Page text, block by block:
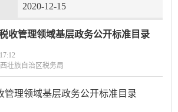
2020-12-15
收管理领域基层政务公开标准目录
壮族自治区税务局
管理领域基层政务公开标准目录